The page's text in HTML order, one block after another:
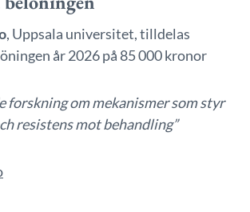
, Uppsala universitet, tilldelas
år 2026 på 85 000 kronor
forskning om mekanismer som styr
resistens mot behandling”